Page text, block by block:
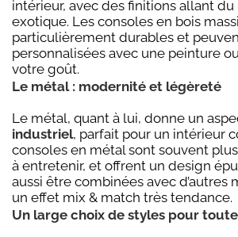
intérieur, avec des finitions allant
exotique. Les consoles en bois
particulièrement durables et
personnalisées avec une peinture
votre goût.
Le métal : modernité et légèreté
Le métal, quant à lui, donne un
industriel, parfait pour un intérieur
consoles en métal sont souvent
à entretenir, et offrent un design
aussi être combinées avec d’autres
un effet mix & match très tendance.
Un large choix de styles pour